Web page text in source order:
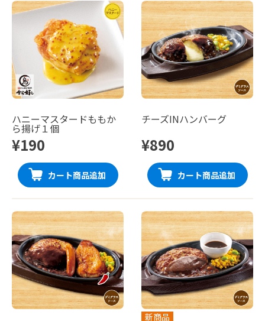
ハニーマスタードももか
ら揚げ１個
¥190
カート商品追加
チーズINハンバーグ
¥890
カート商品追加
新商品